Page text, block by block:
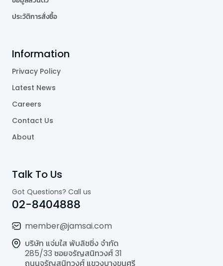
ประวัติการสั่งซื้อ
Information
Privacy Policy
Latest News
Careers
Contact Us
About
Talk To Us
Got Questions? Call us
02-8404888
member@jamsai.com
บริษัท แจ่มใส พับลิชชิ่ง จำกัด
285/33 ซอยจรัญสนิทวงศ์ 31
ถนนจรัญสนิทวงศ์ แขวงบางขุนศรี